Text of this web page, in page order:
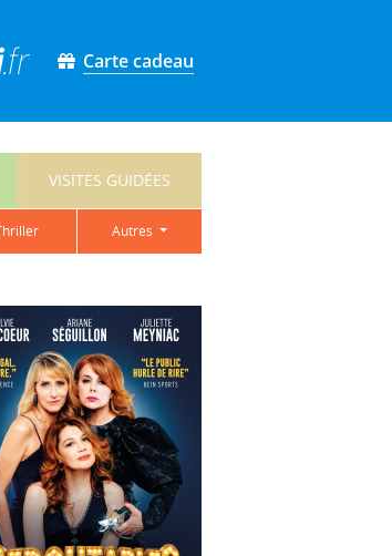
Carte cadeau
VISITES GUIDÉES
thriller autres